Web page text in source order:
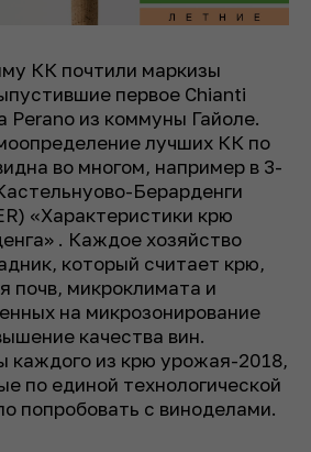
КК почтили маркизы
первое Chianti
Perano из коммуны Гайоле.
лучших КК по
во многом, например в 3-
Берарденги
«Характеристики крю
. Каждое хозяйство
который считает крю,
почв, микроклимата и
на микрозонирование
качества вин.
каждого из крю урожая-2018,
по единой технологической
попробовать с виноделами.